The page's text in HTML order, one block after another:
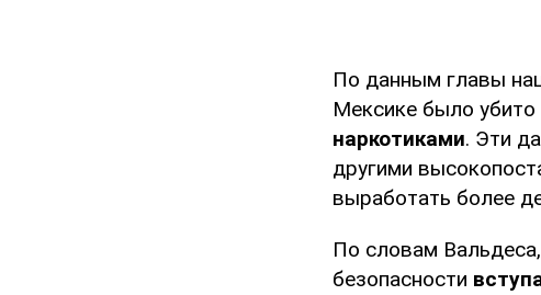
По данным главы
Мексике было убито
наркотиками. Эти
другими
выработать более
По словам
безопасности